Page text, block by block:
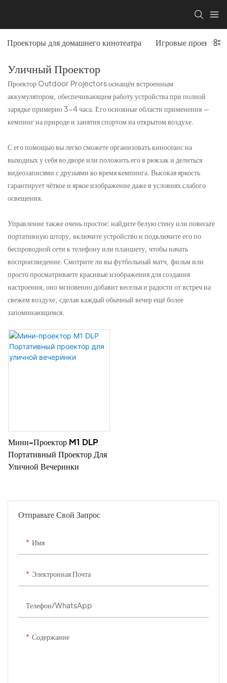
Проекторы для домашнего кинотеатра Игровые проекторы
Уличный Проектор
Проектор Outdoor Projectors оснащён встроенным
аккумулятором, обеспечивающим работу устройства при полной
зарядке примерно 3–4 часа. Его основные области применения —
кемпинг на природе и занятия спортом на открытом воздухе.
С его помощью вы легко сможете организовать киносеанс на
выходных у себя во дворе или положить его в рюкзак и делиться
видеозаписями с друзьями во время кемпинга. Высокая яркость
гарантирует чёткое и яркое изображение даже в условиях слабого
освещения.
Управление также очень простое: найдите белую стену или повесьте
портативную штору, включите устройство и подключите его по
беспроводной сети к телефону или планшету, чтобы начать
воспроизведение. Смотрите ли вы футбольный матч, фильм или
просто просматриваете красивые изображения для создания
настроения, оно мгновенно добавит веселья и радости от встреч на
свежем воздухе, сделав каждый обычный вечер ещё более
запоминающимся.
Отправьте Свой Запрос
Имя
Электронная Почта
Телефон/WhatsApp
Содержание
Мини-Проектор M1 DLP
Портативный Проектор Для
Уличной Вечеринки